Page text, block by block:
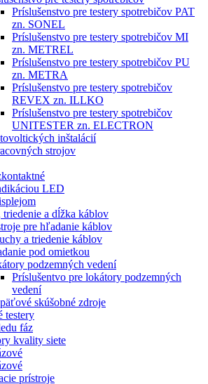
Príslušenstvo pre testery spotrebičov PAT
zn. SONEL
Príslušenstvo pre testery spotrebičov MI
zn. METREL
Príslušenstvo pre testery spotrebičov PU
zn. METRA
Príslušenstvo pre testery spotrebičov
REVEX zn. ILLKO
Príslušenstvo pre testery spotrebičov
UNITESTER zn. ELECTRON
inštalácií
strojov
LED
a dĺžka káblov
pre hľadanie káblov
a triedenie káblov
pod omietkou
podzemných vedení
Príslušentvo pre lokátory podzemných
vedení
skúšobné zdroje
testery
fáz
kvality siete
prístroje